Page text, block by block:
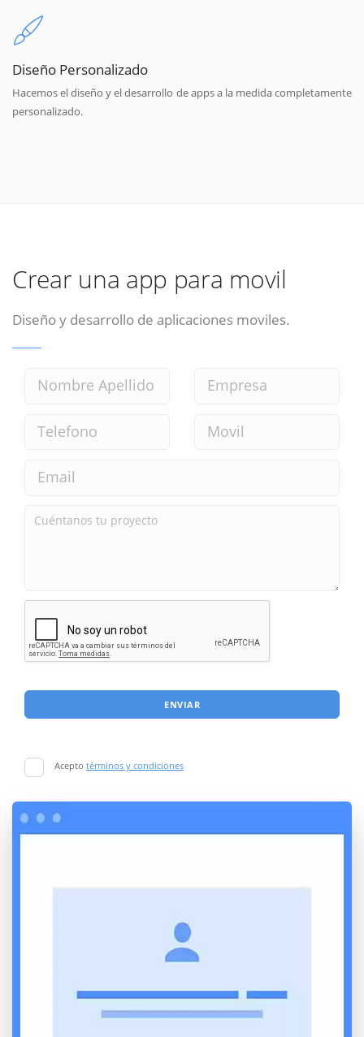
Diseño Personalizado
Hacemos el diseño y el desarrollo de apps a la medida completamente
personalizado.
Crear una app para movil
Diseño y desarrollo de aplicaciones moviles.
ENVIAR
Acepto términos y condiciones